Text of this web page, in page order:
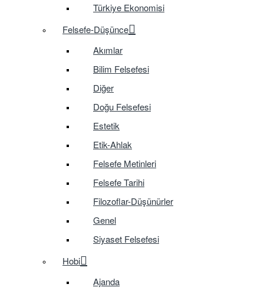
Türkiye Ekonomisi
Felsefe-Düşünce
Akımlar
Bilim Felsefesi
Diğer
Doğu Felsefesi
Estetik
Etik-Ahlak
Felsefe Metinleri
Felsefe Tarihi
Filozoflar-Düşünürler
Genel
Siyaset Felsefesi
Hobi
Ajanda